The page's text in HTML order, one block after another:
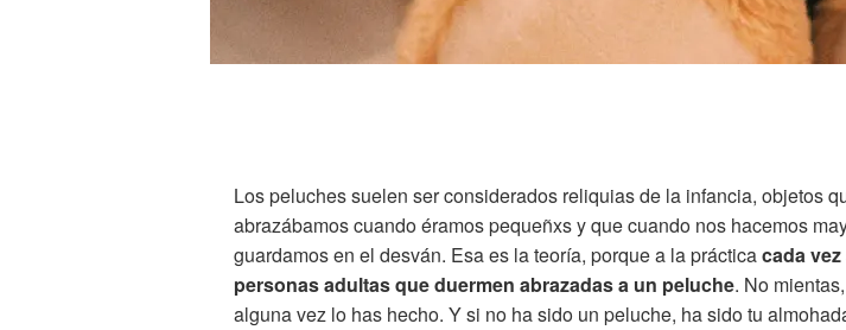
Los peluches suelen ser considerados reliquias de la infancia, objetos
abrazábamos cuando éramos pequeñxs y que cuando nos hacemos
guardamos en el desván. Esa es la teoría, porque a la prácticacada
personas adultas que duermen abrazadas a un peluche. No
alguna vez lo has hecho. Y si no ha sido un peluche, ha sido tu